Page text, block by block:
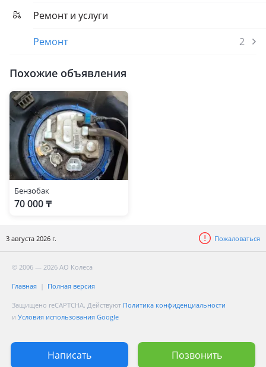
Ремонт и услуги
Ремонт
2
Похожие объявления
Бензобак
70 000 ₸
3 августа 2026 г. Пожаловаться
Написать Позвонить
© 2006 — 2026 АО Колеса
Главная Полная версия
Защищено reCAPTCHA. Действуют Политика конфиденциальности
и Условия использования Google